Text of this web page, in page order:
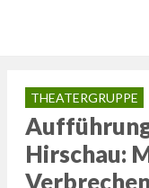
THEATERGRUPPE
Hirschau: